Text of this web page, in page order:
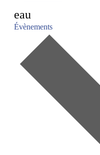
eau
Évènements